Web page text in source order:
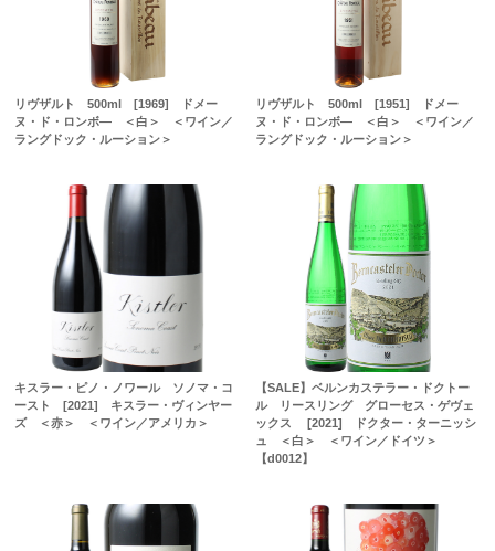
リヴザルト 500ml [1969] ドメー
ヌ・ド・ロンボ― ＜白＞ ＜ワイン／
ラングドック・ルーション＞
リヴザルト 500ml [1951] ドメー
ヌ・ド・ロンボ― ＜白＞ ＜ワイン／
ラングドック・ルーション＞
キスラー・ピノ・ノワール ソノマ・コ
ースト [2021] キスラー・ヴィンヤー
ズ ＜赤＞ ＜ワイン／アメリカ＞
【SALE】ベルンカステラー・ドクトー
ル リースリング グローセス・ゲヴェ
ックス [2021] ドクター・ターニッシ
ュ ＜白＞ ＜ワイン／ドイツ＞
【d0012】